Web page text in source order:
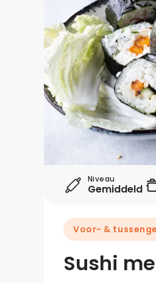
Niveau
Gemiddeld
Voor- &
Sushi